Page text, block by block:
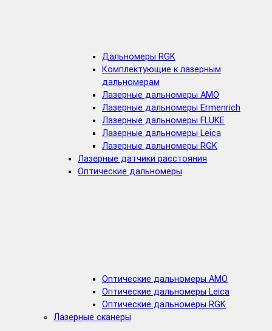
Дальномеры RGK
Комплектующие к лазерным
дальномерам
Лазерные дальномеры AMO
Лазерные дальномеры Ermenrich
Лазерные дальномеры FLUKE
Лазерные дальномеры Leica
Лазерные дальномеры RGK
Лазерные датчики расстояния
Оптические дальномеры
Оптические дальномеры AMO
Оптические дальномеры Leica
Оптические дальномеры RGK
Лазерные сканеры